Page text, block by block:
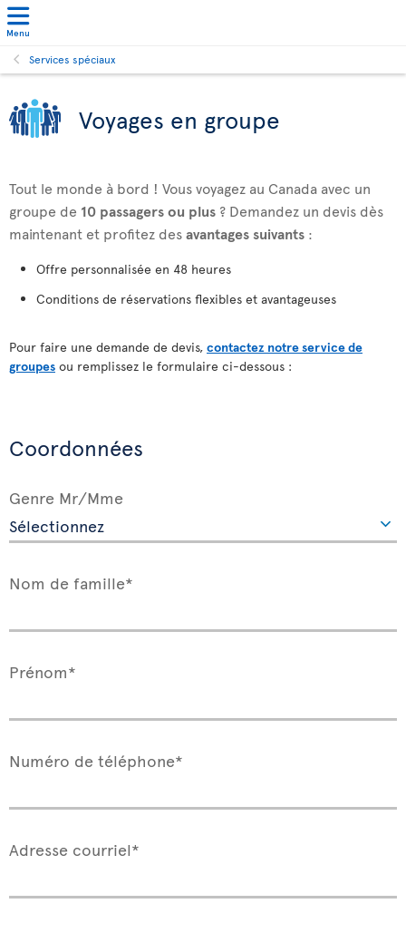
Menu
Services spéciaux
Voyages en groupe
Tout le monde à bord ! Vous voyagez au Canada avec un
groupe de 10 passagers ou plus ? Demandez un devis dès
maintenant et profitez desavantages suivants :
Offre personnalisée en 48 heures
Conditions de réservations flexibles et avantageuses
Pour faire une demande de devis, contactez notre service de
groupes ou remplissez le formulaire ci-dessous :
Coordonnées
Genre Mr/Mme
Nom de famille*
Prénom*
Numéro de téléphone*
Adresse courriel*